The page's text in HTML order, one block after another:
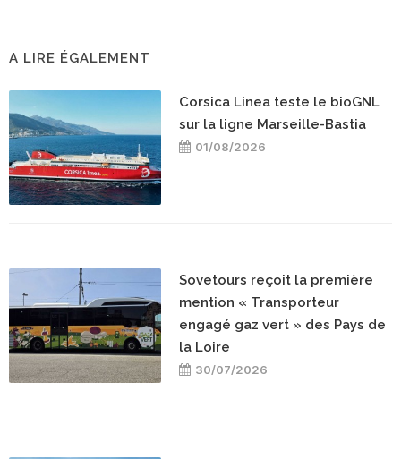
A LIRE ÉGALEMENT
Corsica Linea teste le bioGNL
sur la ligne Marseille-Bastia
01/08/2026
Sovetours reçoit la première
mention « Transporteur
engagé gaz vert » des Pays de
la Loire
30/07/2026